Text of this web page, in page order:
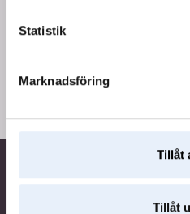
Statistik
Marknadsföring
Tillåt
Tillåt
Fyll i och lämna in
mäklare. Om du inte
lägenhet med